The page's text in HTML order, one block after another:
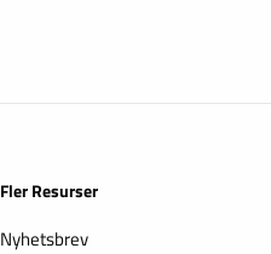
Fler Resurser
Nyhetsbrev